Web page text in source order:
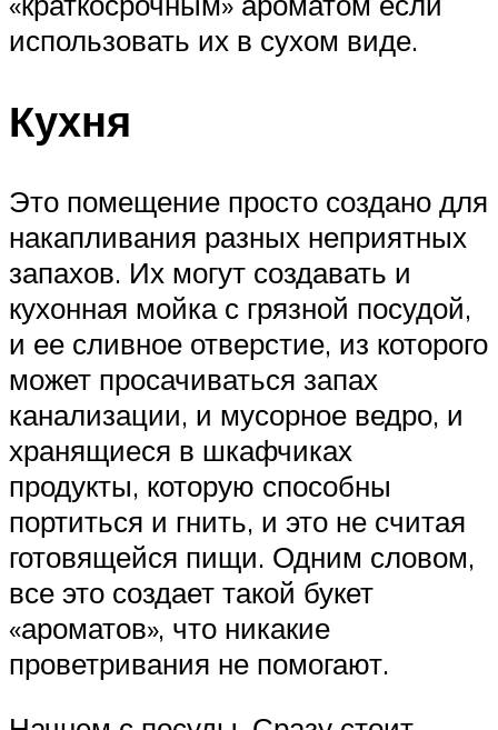
использовать их в сухом виде.
Кухня
Это помещение просто создано для
накапливания разных неприятных
запахов. Их могут создавать и
кухонная мойка с грязной посудой,
и ее сливное отверстие, из которого
может просачиваться запах
канализации, и мусорное ведро, и
хранящиеся в шкафчиках
продукты, которую способны
портиться и гнить, и это не считая
готовящейся пищи. Одним словом,
все это создает такой букет
«ароматов», что никакие
проветривания не помогают.